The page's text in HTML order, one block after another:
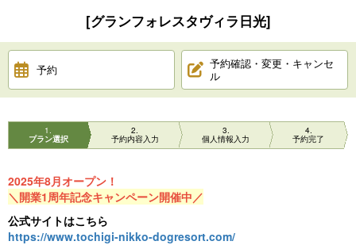
[グランフォレスタヴィラ日光]
予約
予約確認・変更・キャンセ
ル
1
プラン選択
2
予約内容入力
3
個人情報入力
4
予約完了
2025年8月オープン！
＼開業1周年記念キャンペーン開催中／
公式サイトはこちら
https://www.tochigi-nikko-dogresort.com/